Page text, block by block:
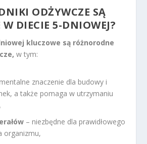
ODŻYWCZE SĄ
W DIECIE 5-DNIOWEJ?
kluczowe są różnorodne
w tym:
znaczenie dla budowy i
a także pomaga w utrzymaniu
– niezbędne dla prawidłowego
organizmu,